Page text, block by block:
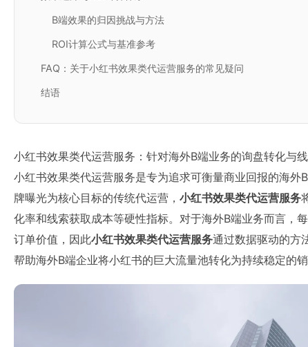
B端效果的归因挑战与方法
ROI计算公式与基准参考
FAQ：关于小红书效果类代运营服务的常见疑问
结语
小红书效果类代运营服务：针对海外B端业务的询盘转化与
小红书效果类代运营服务是专为追求可衡量商业回报的海
牌曝光为核心目标的传统代运营， 小红书效果类代运营服务
化率和线索获取成本等硬性指标。对于海外B端业务而言，
订单价值，因此小红书效果类代运营服务通过数据驱动的方
帮助海外B端企业将小红书的巨大流量池转化为持续稳定的销